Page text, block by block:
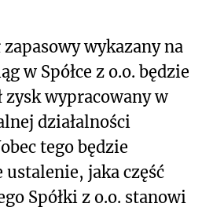
wykazany na
w Spółce z o.o. będzie
zysk wypracowany w
działalności
tego będzie
ustalenie, jaka część
Spółki z o.o. stanowi